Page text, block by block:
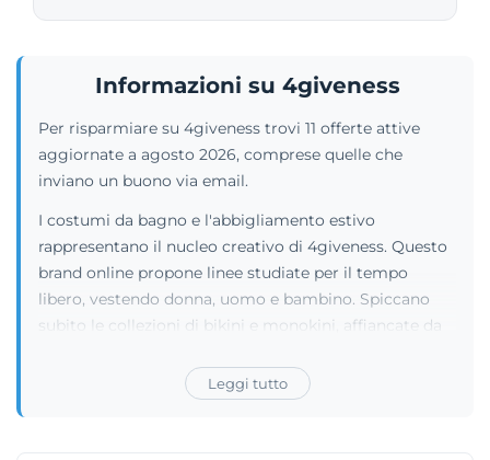
Informazioni su 4giveness
Per risparmiare su 4giveness trovi 11 offerte attive
aggiornate a agosto 2026, comprese quelle che
inviano un buono via email.
I costumi da bagno e l'abbigliamento estivo
rappresentano il nucleo creativo di 4giveness. Questo
brand online propone linee studiate per il tempo
libero, vestendo donna, uomo e bambino. Spiccano
subito le collezioni di bikini e monokini, affiancate da
relax. La selezione di copricostumi include camicie,
pantaloni, gonne e abiti in varie lunghezze. Il negozio
Leggi tutto